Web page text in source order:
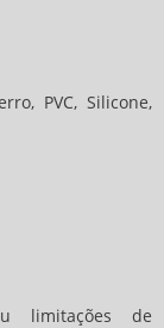
PVC, Silicone,
limitações de